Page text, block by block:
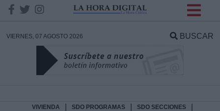
VIERNES, 07 AGOSTO 2026 BUSCAR
VIVIENDA SDO PROGRAMAS SDO SECCIONES
DATOS
Responsable: